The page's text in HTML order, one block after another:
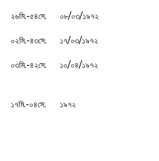
২৬মি.-৫৪সে. ০৮/০৩/১৯৭২
০২মি.-৪৩সে. ১৭/০৩/১৯৭২
০৩মি.-৪২সে. ১০/০৪/১৯৭২
১৭মি.-০৪সে. ১৯৭২